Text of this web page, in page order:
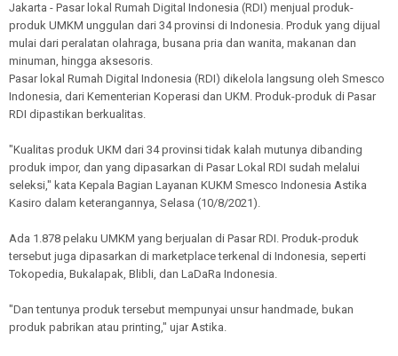
Jakarta - Pasar lokal Rumah Digital Indonesia (RDI) menjual produk-
produk UMKM unggulan dari 34 provinsi di Indonesia. Produk yang dijual
mulai dari peralatan olahraga, busana pria dan wanita, makanan dan
minuman, hingga aksesoris.
Pasar lokal Rumah Digital Indonesia (RDI) dikelola langsung oleh Smesco
Indonesia, dari Kementerian Koperasi dan UKM. Produk-produk di Pasar
RDI dipastikan berkualitas.
"Kualitas produk UKM dari 34 provinsi tidak kalah mutunya dibanding
produk impor, dan yang dipasarkan di Pasar Lokal RDI sudah melalui
seleksi," kata Kepala Bagian Layanan KUKM Smesco Indonesia Astika
Kasiro dalam keterangannya, Selasa (10/8/2021).
Ada 1.878 pelaku UMKM yang berjualan di Pasar RDI. Produk-produk
tersebut juga dipasarkan di marketplace terkenal di Indonesia, seperti
Tokopedia, Bukalapak, Blibli, dan LaDaRa Indonesia.
"Dan tentunya produk tersebut mempunyai unsur handmade, bukan
produk pabrikan atau printing," ujar Astika.